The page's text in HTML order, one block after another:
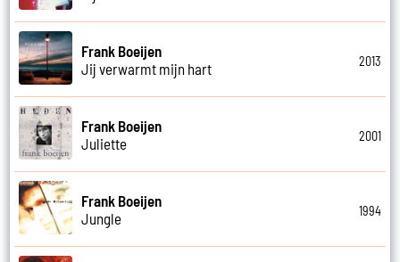
Frank Boeijen
Jij verwarmt mijn hart
2013
Frank Boeijen
Juliette
2001
Frank Boeijen
Jungle
1994